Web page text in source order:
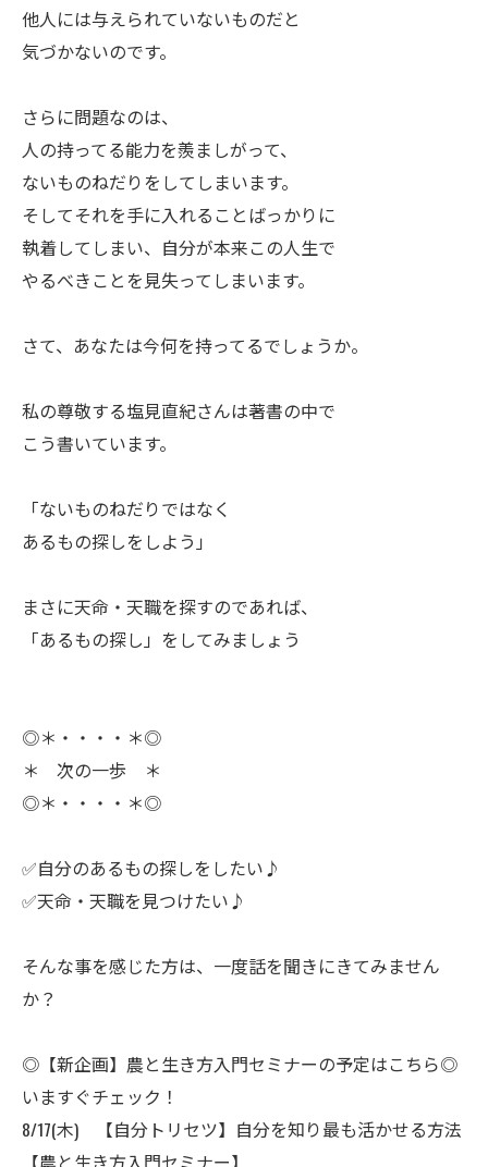
他人には与えられていないものだと
気づかないのです。
ㅤさらに問題なのは、
人の持ってる能力を羨ましがって、
ないものねだりをしてしまいます。
そしてそれを手に入れることばっかりに
執着してしまい、自分が本来この人生で
やるべきことを見失ってしまいます。
ㅤさて、あなたは今何を持ってるでしょうか。
ㅤ私の尊敬する塩見直紀さんは著書の中で
こう書いています。
ㅤ「ないものねだりではなく
ㅤあるもの探しをしよう」
ㅤまさに天命・天職を探すのであれば、
「あるもの探し」をしてみましょう
◎＊・・・・＊◎
＊ 次の一歩 ＊
◎＊・・・・＊◎
✅自分のあるもの探しをしたい♪
✅天命・天職を見つけたい♪
ㅤそんな事を感じた方は、一度話を聞きにきてみません
か？
◎【新企画】農と生き方入門セミナーの予定はこちら◎
いますぐチェック！
8/17(木) 【自分トリセツ】自分を知り最も活かせる方法
【農と生き方入門セミナー】